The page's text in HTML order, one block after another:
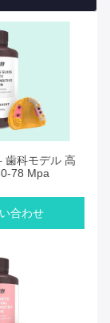
歯科モデル 高
78 Mpa
合わせ